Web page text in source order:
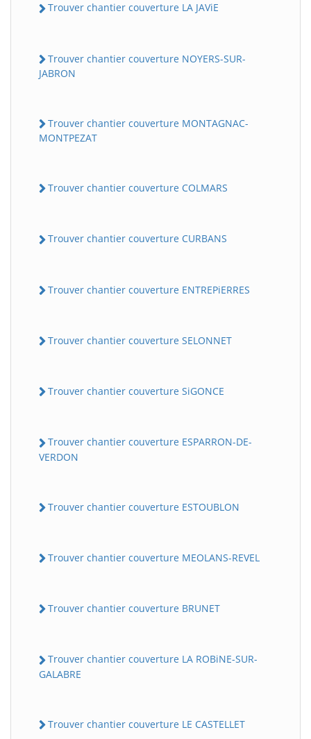
Trouver chantier couverture LA JAViE
Trouver chantier couverture NOYERS-SUR-
JABRON
Trouver chantier couverture MONTAGNAC-
MONTPEZAT
Trouver chantier couverture COLMARS
Trouver chantier couverture CURBANS
Trouver chantier couverture ENTREPiERRES
Trouver chantier couverture SELONNET
Trouver chantier couverture SiGONCE
Trouver chantier couverture ESPARRON-DE-
VERDON
Trouver chantier couverture ESTOUBLON
Trouver chantier couverture MEOLANS-REVEL
Trouver chantier couverture BRUNET
Trouver chantier couverture LA ROBiNE-SUR-
GALABRE
Trouver chantier couverture LE CASTELLET